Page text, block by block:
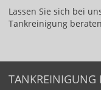
Lassen Sie sich bei
Tankreinigung
TANKREINIGUNG